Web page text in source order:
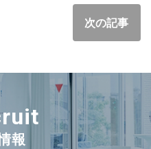
次の記事
報